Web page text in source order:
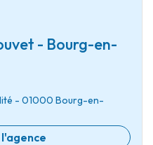
- Bourg-en-
- 01000 Bourg-en-